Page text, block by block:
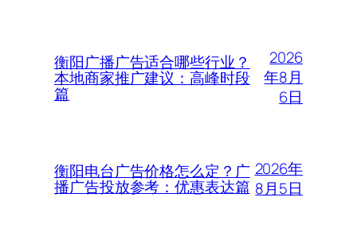
衡阳广播广告适合哪些行业？
本地商家推广建议：高峰时段
篇
2026
年8月
6日
衡阳电台广告价格怎么定？广
播广告投放参考：优惠表达篇
2026年
8月5日